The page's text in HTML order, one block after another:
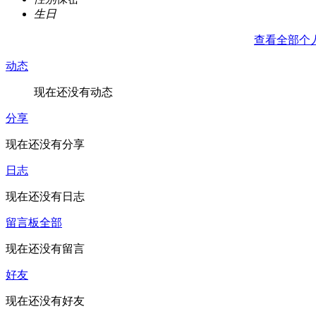
生日
查看全部个
动态
现在还没有动态
分享
现在还没有分享
日志
现在还没有日志
留言板全部
现在还没有留言
好友
现在还没有好友